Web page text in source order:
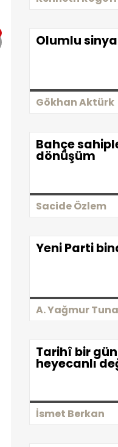
Olumlu
Gökhan Aktürk
Bahçe
dönüşüm
Sacide Özlem
Yeni Parti
A. Yağmur
Tarihî bir
heyecanlı
İsmet Berkan